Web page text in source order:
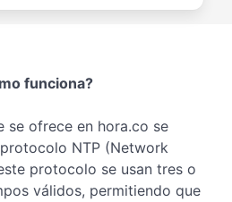
funciona?
se ofrece en hora.co se
NTP (Network
protocolo se usan tres o
válidos, permitiendo que